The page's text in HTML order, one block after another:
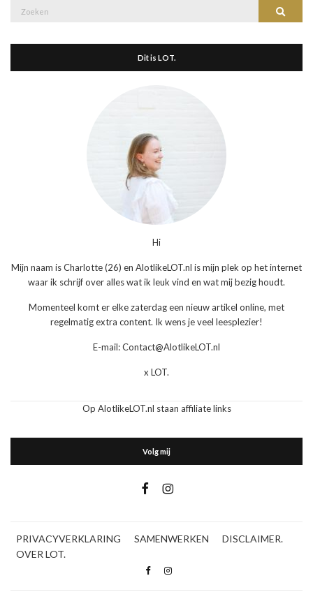
Zoek
Dit is LOT.
Hi
Mijn naam is Charlotte (26) en AlotlikeLOT.nl is mijn plek op het internet
waar ik schrijf over alles wat ik leuk vind en wat mij bezig houdt.
Momenteel komt er elke zaterdag een nieuw artikel online, met
regelmatig extra content. Ik wens je veel leesplezier!
E-mail: Contact@AlotlikeLOT.nl
x LOT.
Op AlotlikeLOT.nl staan affiliate links
Volg mij
PRIVACYVERKLARING SAMENWERKEN
DISCLAIMER.
OVER LOT.